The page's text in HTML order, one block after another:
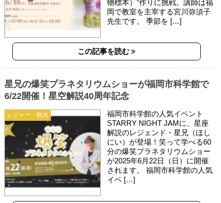
物標本）”作りに挑戦。講師は福
岡で教室を主宰する宮川弥須子
先生です。 季節を […]
この記事を読む
レジャー・観光
星兄の爆笑プラネタリウムショーが福岡市科学館で
6/22開催！星空解説40周年記念
福岡市科学館の人気イベント
STARRY NIGHT JAMに、星座
解説のレジェンド・星兄（ほし
にい）が登場！笑って学べる60
分の爆笑プラネタリウムショー
が2025年6月22日（日）に開催
されます。 福岡市科学館の人気
イベ […]